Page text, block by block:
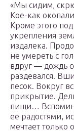
«Мы сидим,
Кое-как
Кроме этого
укрепления
издалека.
не умереть с
вдруг — дождь
раздевался.
песок. Вокруг
прикрытие.
пищи…
ее радостями,
мечтает